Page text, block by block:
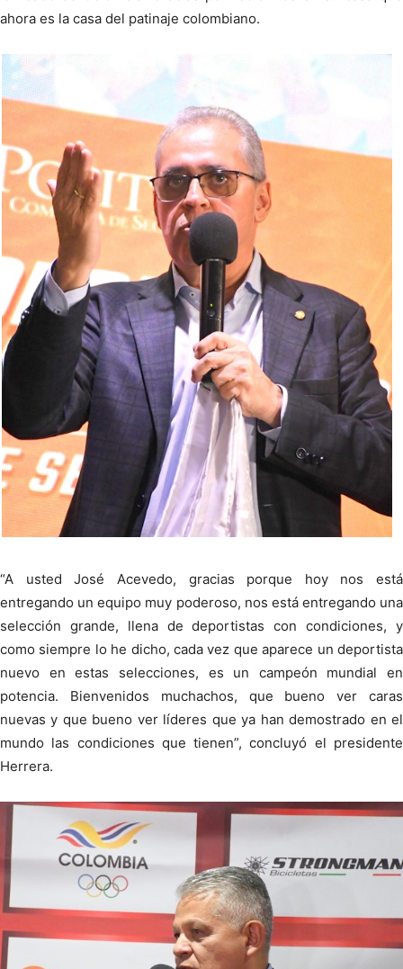
ahora es la casa del patinaje colombiano.
“A usted José Acevedo, gracias porque hoy nos está
entregando un equipo muy poderoso, nos está entregando una
selección grande, llena de deportistas con condiciones, y
como siempre lo he dicho, cada vez que aparece un deportista
nuevo en estas selecciones, es un campeón mundial en
potencia. Bienvenidos muchachos, que bueno ver caras
nuevas y que bueno ver líderes que ya han demostrado en el
mundo las condiciones que tienen”, concluyó el presidente
Herrera.